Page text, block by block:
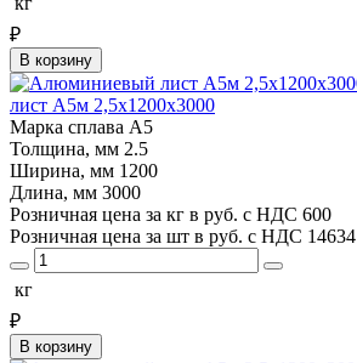
₽
В корзину
лист А5м 2,5х1200х3000
Марка сплава А5
Толщина, мм 2.5
Ширина, мм 1200
Длина, мм 3000
Розничная цена за кг в руб. с НДС 600
Розничная цена за шт в руб. с НДС 14634
кг
₽
В корзину